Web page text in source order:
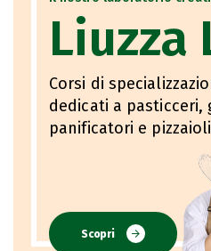
Liuzza
Corsi di
dedicati a pasticceri,
panificatori e
Scopri